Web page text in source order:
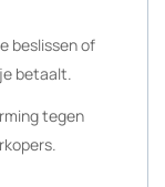
beslissen of
betaalt.
tegen